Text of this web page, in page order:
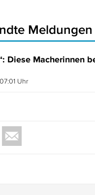
Meldungen
Diese Macherinnen
Uhr